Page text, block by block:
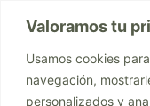
Valoramos tu
Usamos cookies
navegación,
personalizados y
sino por
emociones de
vivido experiencias